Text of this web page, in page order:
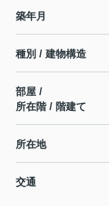
築年月
種別 / 建物構造
部屋 /
所在階 / 階建て
所在地
交通